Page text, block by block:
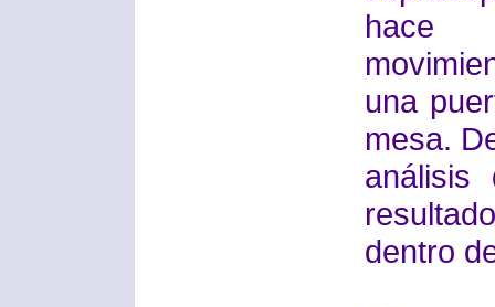
hace
una
mesa.
análisis
dentro